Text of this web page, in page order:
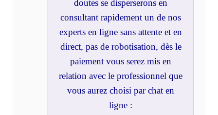
doutes se disperserons en
consultant rapidement un de nos
experts en ligne sans attente et en
direct, pas de robotisation, dès le
paiement vous serez mis en
relation avec le professionnel que
vous aurez choisi par chat en
ligne :